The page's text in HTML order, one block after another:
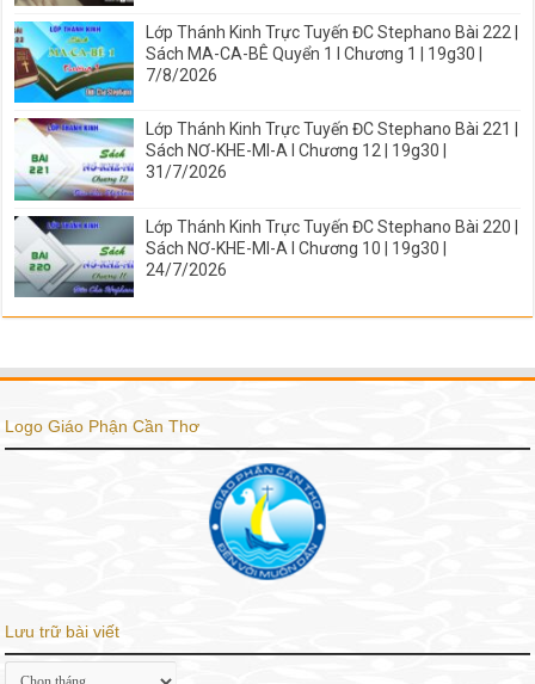
Lớp Thánh Kinh Trực Tuyến ĐC Stephano Bài 222 |
Sách MA-CA-BÊ Quyển 1 I Chương 1 | 19g30 |
7/8/2026
Lớp Thánh Kinh Trực Tuyến ĐC Stephano Bài 221 |
Sách NƠ-KHE-MI-A I Chương 12 | 19g30 |
31/7/2026
Lớp Thánh Kinh Trực Tuyến ĐC Stephano Bài 220 |
Sách NƠ-KHE-MI-A I Chương 10 | 19g30 |
24/7/2026
Logo Giáo Phận Cần Thơ
Lưu trữ bài viết
Lưu